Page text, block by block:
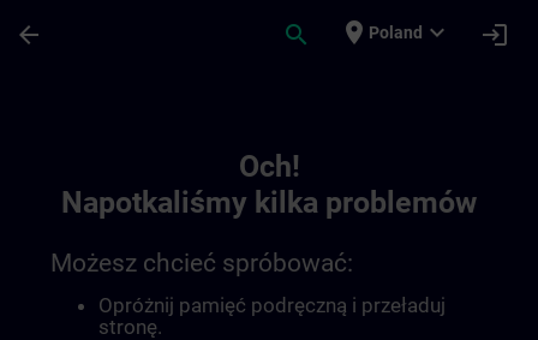
arrow_back search place Poland expand_more login
Och!
Napotkaliśmy kilka problemów
Możesz chcieć spróbować:
Opróżnij pamięć podręczną i przeładuj
stronę.